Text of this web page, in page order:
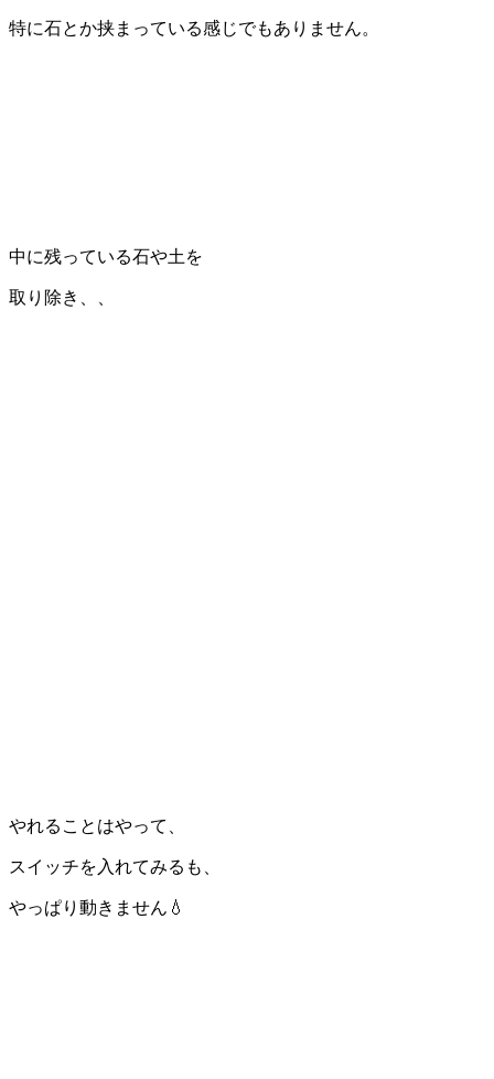
特に石とか挟まっている感じでもありません。
中に残っている石や土を
取り除き、、
やれることはやって、
スイッチを入れてみるも、
やっぱり動きません💧